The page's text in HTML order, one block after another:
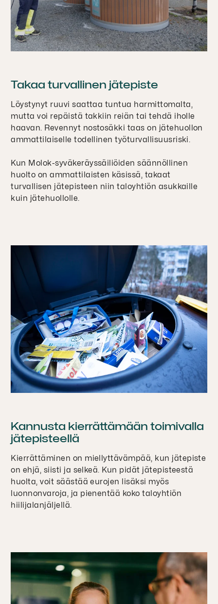
Takaa turvallinen jätepiste
Löystynyt ruuvi saattaa tuntua harmittomalta,
mutta voi repäistä takkiin reiän tai tehdä iholle
haavan. Revennyt nostosäkki taas on jätehuollon
ammattilaiselle todellinen työturvallisuusriski.
Kun Molok-syväkeräyssäiliöiden säännöllinen
huolto on ammattilaisten käsissä, takaat
turvallisen jätepisteen niin taloyhtiön asukkaille
kuin jätehuollolle.
Kannusta kierrättämään toimivalla
jätepisteellä
Kierrättäminen on miellyttävämpää, kun jätepiste
on ehjä, siisti ja selkeä. Kun pidät jätepisteestä
huolta, voit säästää eurojen lisäksi myös
luonnonvaroja, ja pienentää koko taloyhtiön
hiilijalanjäljellä.